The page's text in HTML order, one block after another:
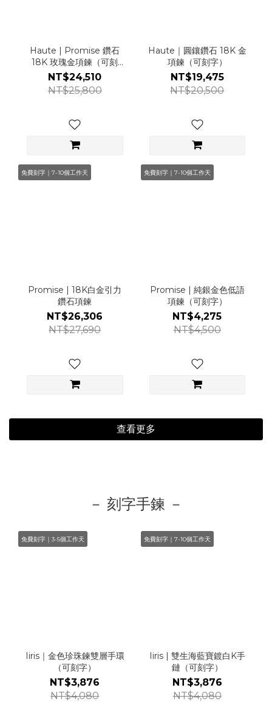
Haute | Promise 鑽石
18K 玫瑰金項鍊（可刻
字）
NT$24,510
NT$25,800
Haute｜圓鑲鑽石 18K 金
項鍊（可刻字）
NT$19,475
NT$20,500
免費刻字｜7-10個工作天
Promise | 18K白金引力
鑽石項鍊
NT$26,306
NT$27,690
免費刻字｜7-10個工作天
Promise | 純銀金色低語
項鍊（可刻字）
NT$4,275
NT$4,500
查看更多
－ 刻字手鍊 －
免費刻字｜3-5個工作天
Iiris｜金色珍珠鍊雙層手環
（可刻字）
NT$3,876
NT$4,080
免費刻字｜7-10個工作天
Iiris | 雙生海藍寶鍍白K手
鏈（可刻字）
NT$3,876
NT$4,080